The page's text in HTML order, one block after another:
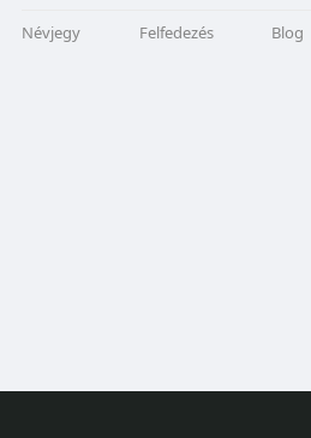
Névjegy Felfedezés Blog